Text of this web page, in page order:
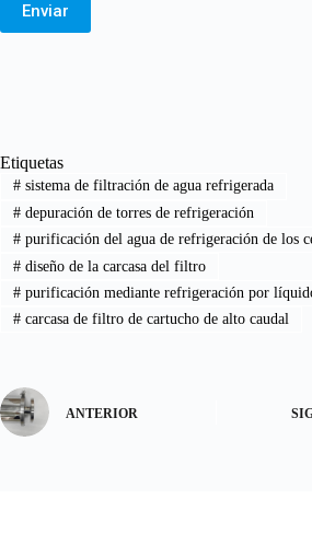
Enviar
Etiquetas
#sistema de filtración de agua refrigerada
#depuración de torres de refrigeración
#purificación del agua de refrigeración de los
#diseño de la carcasa del filtro
#purificación mediante refrigeración por
#carcasa de filtro de cartucho de alto caudal
ANTERIOR